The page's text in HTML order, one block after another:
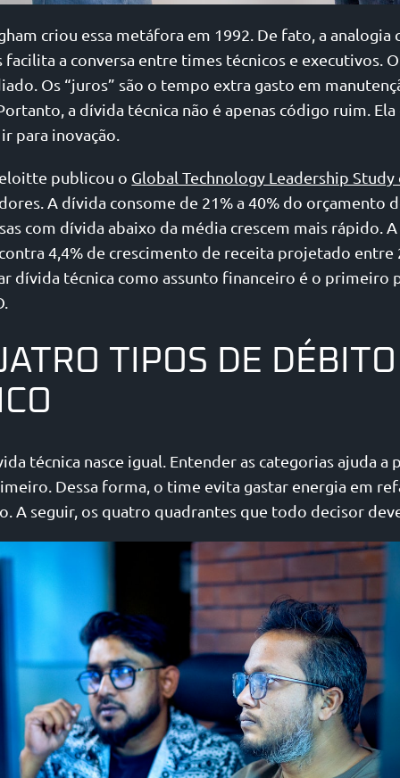
criou essa metáfora em 1992. De fato, a analogia
a conversa entre times técnicos e executivos.
Os “juros” são o tempo extra gasto em
a dívida técnica não é apenas código ruim.
para inovação.
publicou o Global Technology Leadership Study
A dívida consome de 21% a 40% do orçamento
com dívida abaixo da média crescem mais rápido.
4,4% de crescimento de receita projetado entre
dívida técnica como assunto financeiro é o primeiro
TIPOS DE DÉBITO
técnica nasce igual. Entender as categorias ajuda a
Dessa forma, o time evita gastar energia em
A seguir, os quatro quadrantes que todo decisor